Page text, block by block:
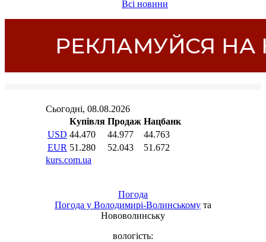
Всі новини
Погода
Погода у Володимирі-Волинському та
Нововолинську
вологість: